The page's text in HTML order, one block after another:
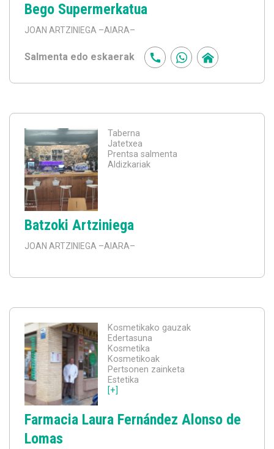
Bego Supermerkatua
JOAN ARTZINIEGA –AIARA–
Salmenta edo eskaerak
Taberna
Jatetxea
Prentsa salmenta
Aldizkariak
Batzoki Artziniega
JOAN ARTZINIEGA –AIARA–
Kosmetikako gauzak
Edertasuna
Kosmetika
Kosmetikoak
Pertsonen zainketa
Estetika
[+]
Farmacia Laura Fernández Alonso de
Lomas